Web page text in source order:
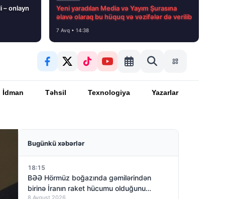
– onlayn
Yeni yaradılan Media və Yayım Şurasına
əlavə olaraq bu hüquq və vəzifələr də verilib
7 Avq • 14:38
İdman Təhsil Texnologiya Yazarlar
Bugünkü xəbərlər
18:15
BƏƏ Hörmüz boğazında gəmilərindən
birinə İranın raket hücumu olduğunu